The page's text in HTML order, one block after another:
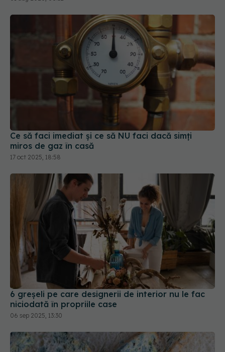
Ce să faci imediat și ce să NU faci dacă simți
miros de gaz în casă
17 oct 2025, 18:58
6 greșeli pe care designerii de interior nu le fac
niciodată în propriile case
06 sep 2025, 13:30